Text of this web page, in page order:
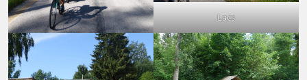
Lacs